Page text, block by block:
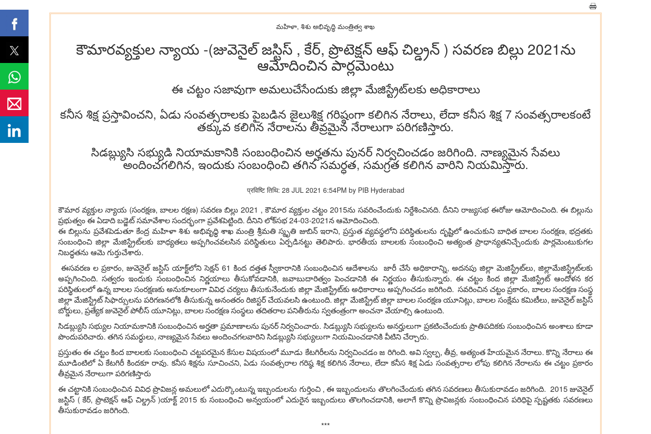
మహిళా, శిశు అభివృద్ధి మంత్రిత్వ శాఖ
కౌమార‌వ్య‌క్తుల న్యాయ -(జువెనైల్ జ‌స్టిస్ , కేర్‌, ప్రొటెక్ష‌న్ ఆఫ్ చిల్డ్ర‌న్ ) స‌వ‌ర‌ణ బిల్లు 2021ను
ఆమోదించిన పార్ల‌మెంటు
ఈ చ‌ట్టం స‌జావుగా అమ‌లుచేసేందుకు జిల్లా మేజిస్ట్రేట్‌ల‌కు అధికారాలు
క‌నీస శిక్ష ప్ర‌స్తావించ‌ని, ఏడు సంవ‌త్స‌రాలకు పైబ‌డిన‌ జైలుశిక్ష గ‌రిష్ఠంగా క‌లిగిన నేరాలు, లేదా క‌నీస శిక్ష 7 సంవ‌త్స‌రాల‌కంటే
త‌క్కువ క‌లిగిన నేరాల‌ను తీవ్ర‌మైన నేరాలుగా ప‌రిగ‌ణిస్తారు.
సిడ‌బ్ల్యుసి స‌భ్యుడి నియామ‌కానికి సంబంధించిన అర్హ‌త‌ను పున‌ర్ నిర్వ‌చించ‌డం జ‌రిగింది. నాణ్య‌మైన సేవ‌లు
అందించ‌గ‌లిగిన‌, ఇందుకు సంబంధించి త‌గిన స‌మ‌ర్ధ‌త‌, స‌మ‌గ్ర‌త క‌లిగిన వారిని నియ‌మిస్తారు.
प्रविष्टि तिथि: 28 JUL 2021 6:54PM by PIB Hyderabad
కౌమార వ్య‌క్తుల న్యాయ (సంర‌క్ష‌ణ‌, బాల‌ల ర‌క్ష‌ణ‌) స‌వ‌ర‌ణ బిల్లు 2021 , కౌమార వ్య‌క్తుల చ‌ట్టం 2015ను స‌వ‌రించేందుకు నిర్దేశించిన‌ది. దీనిని రాజ్య‌స‌భ ఈరోజు ఆమోదించింది. ఈ బిల్లును
ప్ర‌భుత్వం ఈ ఏడాది బ‌డ్జెట్ స‌మావేశాల సంద‌ర్భంగా ప్ర‌వేశ‌పెట్టింది. దీనిని లోక్‌స‌భ 24-03-2021న ఆమోదించింది.
ఈ బిల్లును ప్ర‌వేశ‌పెడుతూ కేంద్ర మ‌హిళా శిశు అభివృధ్ధి శాఖ మంత్రి శ్రీ‌మ‌తి స్మృతి జుబిన్ ఇరాని, ప్ర‌స్తుత వ్య‌వ‌స్థ‌లోని ప‌రిస్థితుల‌ను దృష్టిలో ఉంచుకుని బాధిత బాల‌ల సంర‌క్ష‌ణ‌, భ‌ద్ర‌త‌కు
సంబంధించి జిల్లా మేజిస్ట్రేట్‌ల‌కు బాధ్య‌త‌లు అప్ప‌గించ‌వ‌ల‌సిన ప‌రిస్థితులు ఏర్ప‌డిన‌ట్టు తెలిపారు. భార‌తీయ బాల‌లకు సంబంధించి అత్యంత ప్రాధాన్య‌త‌నిచ్చేందుకు పార్ల‌మెంటుకుగ‌ల
నిబ‌ద్ధ‌త‌ను ఆమె గుర్తుచేశారు.
ఈస‌వ‌ర‌ణ ల ప్ర‌కారం, జువెనైల్ జ‌స్టిస్ యాక్ట్‌లోని సెక్ష‌న్ 61 కింద ద‌త్త‌త స్వీకారానికి సంబంధించిన ఆదేశాల‌ను జారీ చేసే అధికారాన్ని, అద‌న‌పు జిల్లా మెజిస్ట్రేట్‌లు, జిల్లామేజిస్ట్రేట్‌ల‌కు
అప్ప‌గించింది. స‌త్వ‌రం ఇందుకు సంబంధించిన నిర్ణ‌యాలు తీసుకోవ‌డానికి, జ‌వాబుదారిత్వం పెంచ‌డానికి ఈ నిర్ణ‌యం తీసుకున్నారు. ఈ చ‌ట్టం కింద జిల్లా మేజిస్ట్రేట్ ఆందోళ‌న క‌ర
పరిస్థితుల‌లో ఉన్న బాల‌ల సంర‌క్ష‌ణ‌కు అనుకూలంగా వివిధ చ‌ర్య‌లు తీసుకునేందుకు జిల్లా మేజిస్ట్రేట్‌కు అధికారాలు అప్ప‌గించ‌డం జరిగింది. స‌వ‌రించిన చ‌ట్టం ప్ర‌కారం, బాల‌ల సంర‌క్ష‌ణ సంస్థ
జిల్లా మేజిస్ట్రేట్ సిఫార్సులను ప‌రిగ‌ణ‌న‌లోకి తీసుకున్న అనంత‌రం రిజిస్ట‌ర్ చేయ‌వ‌ల‌సి ఉంటుంది. జిల్లా మేజిస్ట్రేట్ జిల్లా బాల‌ల సంర‌క్ష‌ణ యూనిట్లు, బాల‌ల సంక్షేమ క‌మిటీలు, జువెనైల్ జ‌స్టిస్
బోర్డులు, ప్ర‌త్యేక జువెనైల్ పోలీస్ యూనిట్లు, బాల‌ల సంర‌క్ష‌ణ సంస్థ‌లు త‌దిత‌రాల‌ ప‌నితీరును స్వ‌తంత్రంగా అంచ‌నా వేయాల్సి ఉంటుంది.
సిడ‌బ్ల్యుసి స‌భ్యుల నియామ‌కానికి సంబంధించిన అర్హ‌తా ప్ర‌మాణాల‌ను పున‌ర్ నిర్వ‌చించారు. సిడ‌బ్ల్యుసి స‌భ్యుల‌ను అన‌ర్హులుగా ప్ర‌క‌టించేందుకు ప్రాతిప‌దిక‌కు సంబంధించిన అంశాలు కూడా
పొందుప‌రిచారు. త‌గిన స‌మ‌ర్ధులు, నాణ్య‌మైన సేవ‌లు అందించ‌గ‌ల‌వారిని సిడ‌బ్ల్యుసి స‌భ్యులుగా నియ‌మించ‌డానికి వీటిని చేర్చారు.
ప్ర‌స్తుతం ఈ చ‌ట్టం కింద బాల‌ల‌కు సంబంధించి చ‌ట్ట‌ప‌ర‌మైన కేసుల విష‌యంలో మూడు కేట‌గిరీల‌ను నిర్వ‌చించ‌డం జ రిగింది. అవి స్వ‌ల్ప‌, తీవ్ర‌, అత్యంత హేయ‌మైన నేరాలు. కొన్ని నేరాలు ఈ
మూడింటిలో ఏ కేట‌గిరీ కింద‌కూ రావు. క‌నీస శిక్ష‌ను సూచించ‌ని, ఏడు సంవ‌త్స‌రాల గ‌రిష్ఠ శిక్ష క‌లిగిన నేరాలు, లేదా క‌నీస శిక్ష ఏడు సంవ‌త్స‌రాల లోపు క‌లిగిన నేరాల‌ను ఈ చ‌ట్టం ప్ర‌కారం
తీవ్ర‌మైన నేరాలుగా ప‌రిగ‌ణిస్తారు
ఈ చ‌ట్టానికి సంబంధించిన వివిధ ప్రొవిజ‌న్ల అమ‌లులో ఎదుర్కొంటున్న ఇబ్బందుల‌ను గుర్తించి , ఈ ఇబ్బందుల‌ను తొల‌గించేందుకు త‌గిన స‌వ‌ర‌ణ‌లు తీసుకురావ‌డం జ‌రిగింది. 2015 జువెనైల్
జ‌స్టిస్ ( కేర్‌, ప్రొటెక్ష‌న్ ఆఫ్ చిల్డ్ర‌న్ )యాక్ట్ 2015 కు సంబంధించి అన్వ‌యంలో ఎదురైన ఇబ్బందులు తొల‌గించ‌డానికి, అలాగే కొన్ని ప్రొవిజ‌న్ల‌కు సంబంధించిన ప‌రిధిపై స్ప‌ష్ట‌త‌కు స‌వ‌ర‌ణ‌లు
తీసుకురావ‌డం జ‌రిగింది.
***